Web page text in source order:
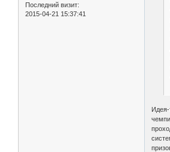
Последний визит:
2015-04-21 15:37:41
Идея-